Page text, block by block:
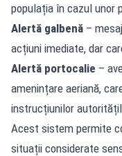
populația în cazul unor
Alertă galbenă –
acțiuni imediate, dar
Alertă portocalie –
amenințare aeriană,
instrucțiunilor
Acest sistem permite
situații considerate